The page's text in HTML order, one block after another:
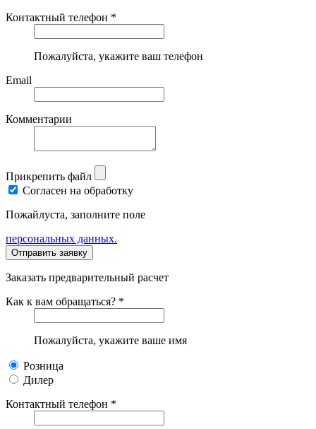
Контактный телефон *
Пожалуйста, укажите ваш телефон
Email
Комментарии
Прикрепить файл
Согласен на обработку
Пожайлуста, заполните поле
персональных данных.
Заказать предварительный расчет
Как к вам обращаться? *
Пожалуйста, укажите ваше имя
Розница
Дилер
Контактный телефон *